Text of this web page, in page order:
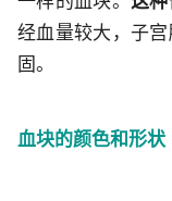
经血量较大，子
固。
血块的颜色和形状